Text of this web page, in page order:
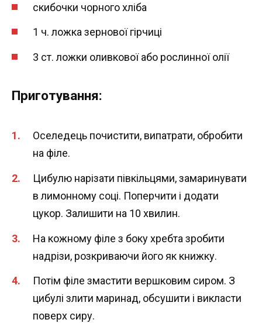
скибочки чорного хліба
1 ч. ложка зернової гірчиці
3 ст. ложки оливкової або рослинної олії
Приготування:
Оселедець почистити, випатрати, обробити
на філе.
Цибулю нарізати півкільцями, замаринувати
в лимонному соці. Поперчити і додати
цукор. Залишити на 10 хвилин.
На кожному філе з боку хребта зробити
надрізи, розкриваючи його як книжку.
Потім філе змастити вершковим сиром. З
цибулі злити маринад, обсушити і викласти
поверх сиру.